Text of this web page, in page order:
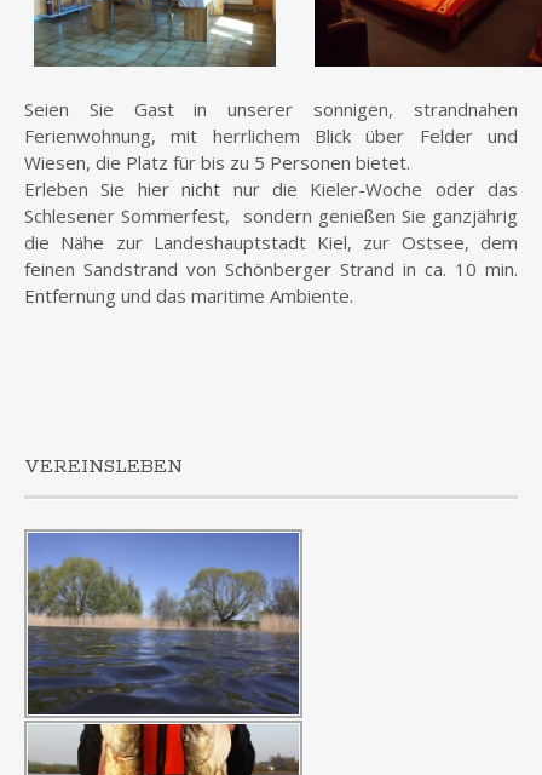
Seien Sie Gast in unserer sonnigen, strandnahen
Ferienwohnung, mit herrlichem Blick über Felder und
Wiesen, die Platz für bis zu 5 Personen bietet.
Erleben Sie hier nicht nur die Kieler-Woche oder das
Schlesener Sommerfest, sondern genießen Sie ganzjährig
die Nähe zur Landeshauptstadt Kiel, zur Ostsee, dem
feinen Sandstrand von Schönberger Strand in ca. 10 min.
Entfernung und das maritime Ambiente.
VEREINSLEBEN